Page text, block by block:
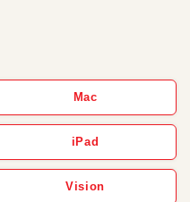
Mac
iPad
Vision